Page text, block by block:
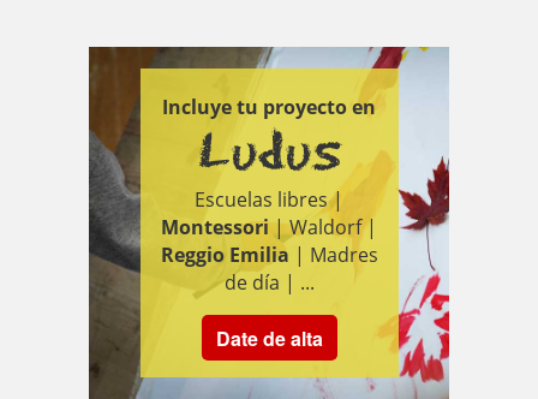
Incluye tu proyecto en
Ludus
Escuelas libres |
Montessori| Waldorf |
Reggio Emilia | Madres
de día | ...
Date de alta